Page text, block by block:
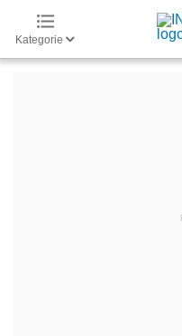
Kategorie